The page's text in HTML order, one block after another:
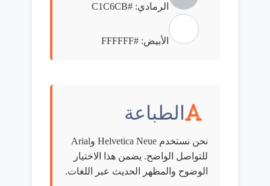
الرمادي: #C1C6CB
الأبيض: #FFFFFF
الطباعة
نحن نستخدم Helvetica Neue وArial
للتواصل الواضح. يضمن هذا الاختيار
الوضوح والمظهر الحديث عبر اللغات.